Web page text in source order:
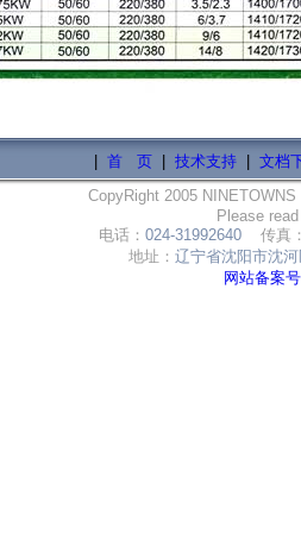
首 页| 技术支持| 文档
CopyRight 2005 NINETOWNS
Please
电话： 024-31992640 传真
地址： 辽宁省沈阳市沈
网站备案